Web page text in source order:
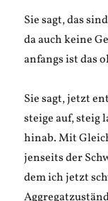
Sie sagt, das
da auch keine
anfangs ist das
Sie sagt, jetzt
steige auf, steig
hinab. Mit
jenseits der
dem ich jetzt